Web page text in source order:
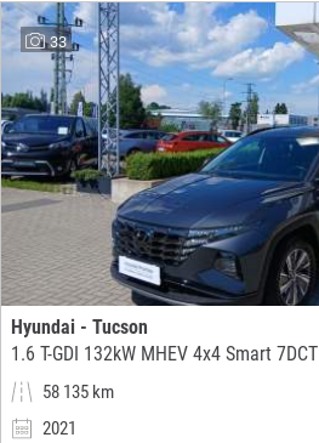
33
Hyundai - Tucson
1.6 T-GDI 132kW MHEV 4x4 Smart 7DCT
58 135 km
2021